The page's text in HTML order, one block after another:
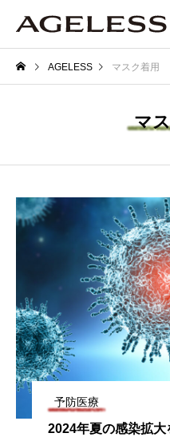
AGELESS マスク着用
マ
予防医療
2024年夏の感染拡